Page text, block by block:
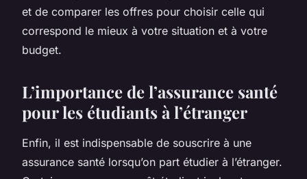
et de comparer les offres pour choisir celle qui
correspond le mieux à votre situation et à votre
budget.
L’importance de l’assurance santé
pour les étudiants à l’étranger
Enfin, il est indispensable de souscrire à une
assurance santé lorsqu’on part étudier à l’étranger.